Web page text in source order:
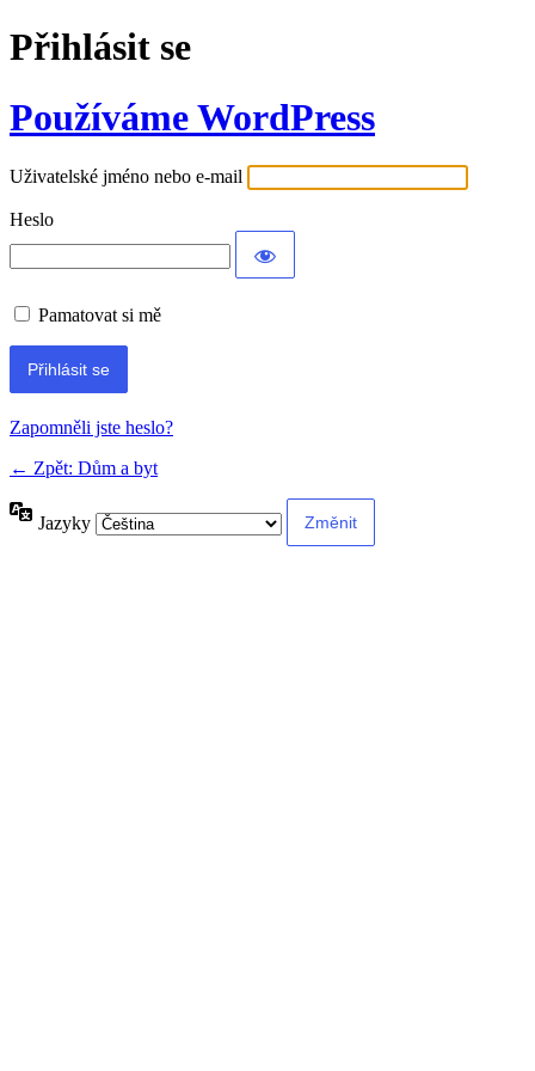
Přihlásit se
Používáme WordPress
Uživatelské jméno nebo e-mail
Heslo
Pamatovat si mě
Alternative:
Zapomněli jste heslo?
← Zpět: Dům a byt
Jazyky